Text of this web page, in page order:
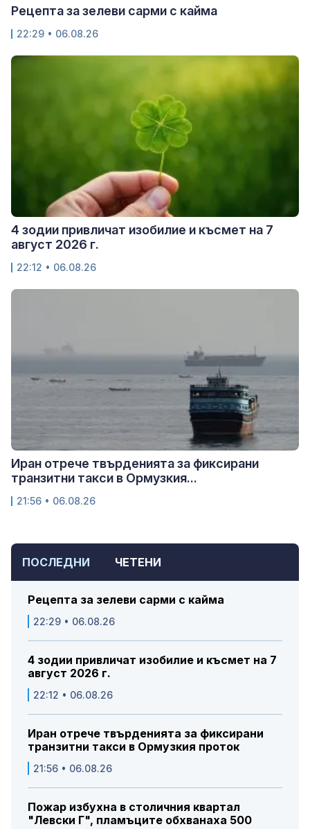
ПОСЛЕДНИ ЧЕТЕНИ
Рецепта за зелеви сарми с кайма
22:29 • 06.08.26
4 зодии привличат изобилие и късмет на 7
август 2026 г.
22:12 • 06.08.26
Иран отрече твърденията за фиксирани
транзитни такси в Ормузкия проток
21:56 • 06.08.26
Пожар избухна в столичния квартал
"Левски Г", пламъците обхванаха 500
Рецепта за зелеви сарми с кайма
22:29 • 06.08.26
4 зодии привличат изобилие и късмет на 7
август 2026 г.
22:12 • 06.08.26
Иран отрече твърденията за фиксирани
транзитни такси в Ормузкия...
21:56 • 06.08.26